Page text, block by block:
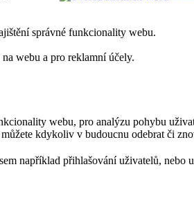
správné funkcionality webu.
webu a pro reklamní účely.
webu, pro analýzu pohybu
kdykoliv v budoucnu odebrat či
například přihlašování uživatelů, nebo